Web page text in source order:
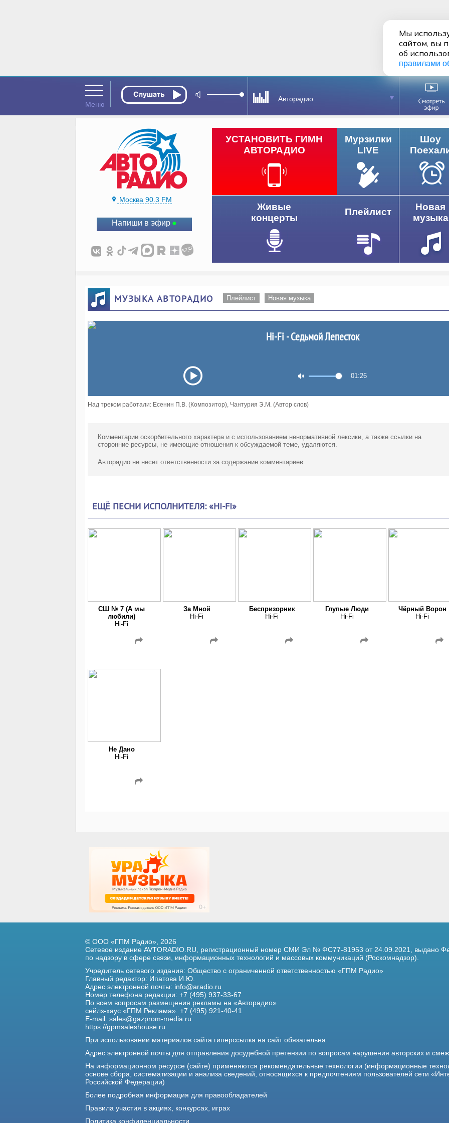
Авторадио
Москва 90.3 FM
Напиши в эфир
УСТАНОВИТЬ ГИМН
АВТОРАДИО
Мурзилки
LIVE
Шоу
Живые
концерты
Плейлист
Новая
музыка
МУЗЫКА АВТОРАДИО Плейлист Новая музыка
Hi-Fi - Седьмой Лепесток
01:26
Над треком работали: Есенин П.В. (Композитор), Чантурия Э.М. (Автор слов)
Комментарии оскорбительного характера и с использованием ненормативной лексики,а также ссылки на
сторонние ресурсы, не имеющие отношения к обсуждаемой теме, удаляются.
Авторадио не несет ответственности за содержание комментариев.
ЕЩЁ ПЕСНИ ИСПОЛНИТЕЛЯ: «HI-FI»
СШ № 7 (А мы
любили)
Hi-Fi
За Мной
Hi-Fi
Беспризорник
Hi-Fi
Глупые Люди
Hi-Fi
Чёрный Ворон
Hi-Fi
Не Дано
Hi-Fi
© ООО «ГПМ Радио», 2026
Сетевое издание AVTORADIO.RU, регистрационный номер СМИ Эл № ФС77-81953 от 24.09.2021,
выдано
по надзору в сфере связи,
информационных технологий и массовых коммуникаций (Роскомнадзор).
Учредитель сетевого издания: Общество с ограниченной ответственностью «ГПМ Радио»
Главный редактор: Ипатова И.Ю.
Адрес электронной почты: info@aradio.ru
Номер телефона редакции: +7 (495) 937-33-67
По всем вопросам размещения рекламы на «Авторадио»
сейлз-хаус «ГПМ Реклама»: +7 (495) 921-40-41
E-mail: sales@gazprom-media.ru
https://gpmsaleshouse.ru
При использовании материалов сайта гиперссылка на сайт обязательна
Адрес электронной почты для отправления досудебной претензии по вопросам нарушения авторских и
На информационном ресурсе (сайте) применяются рекомендательные технологии (информационные
основе сбора, систематизации и анализа сведений, относящихся к предпочтениям пользователей сети
Российской Федерации)
Более подробная информация для правообладателей
Правила участия в акциях, конкурсах, играх
Политика конфиденциальности
Мы
сайтом, вы
об
правилами